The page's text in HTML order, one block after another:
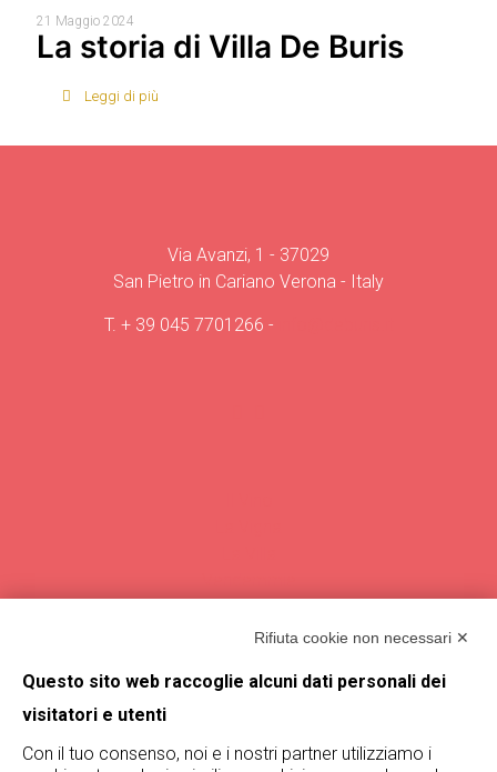
21 Maggio 2024
La storia di Villa De Buris
Leggi di più
Via Avanzi, 1 - 37029
San Pietro in Cariano Verona - Italy
T. + 39 045 7701266 -
Termini e condizioni
Rifiuta cookie non necessari ✕
Questo sito web raccoglie alcuni dati personali dei
visitatori e utenti
Con il tuo consenso, noi e i nostri partner utilizziamo i